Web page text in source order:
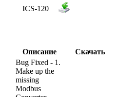
ICS-120
Описание Скачать
Bug Fixed - 1.
Make up the
missing
Modbus